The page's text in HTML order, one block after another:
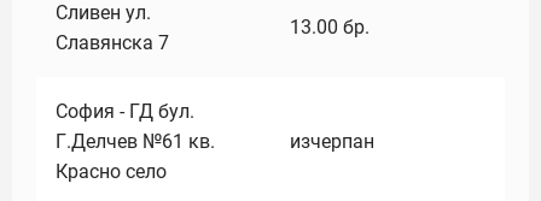
Сливен ул.
Славянска 7
13.00 бр.
София - ГД бул.
Г.Делчев №61 кв.
Красно село
изчерпан